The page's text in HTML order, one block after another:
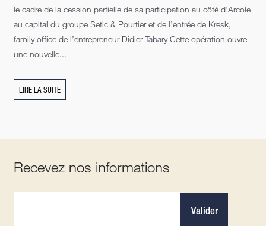
le cadre de la cession partielle de sa participation au côté d’Arcole
au capital du groupe Setic & Pourtier et de l’entrée de Kresk,
family office de l’entrepreneur Didier Tabary Cette opération ouvre
une nouvelle...
LIRE LA SUITE
Recevez nos informations
Valider